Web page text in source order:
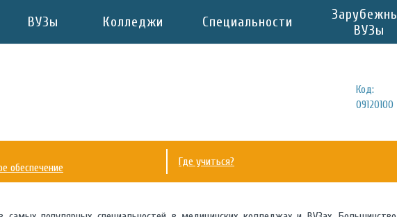
ВУЗы Колледжи Специальности
ВУЗы
Код:
09120100
обеспечение
Где учиться?